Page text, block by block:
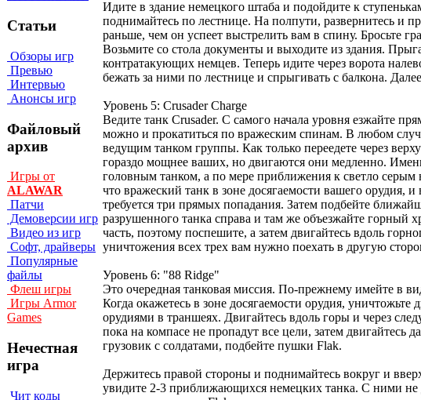
Статьи
Обзоры игр
Превью
Интервью
Анонсы игр
Файловый
архив
Игры от
ALAWAR
Патчи
Демоверсии игр
Видео из игр
Софт, драйверы
Популярные
файлы
Флеш игры
Игры Armor
Games
Нечестная
игра
Чит коды
Идите в здание немецкого штаба и подойдите к
поднимайтесь по лестнице. На полпути, развернитесь и
раньше, чем он успеет выстрелить вам в спину. Бросьте
Возьмите со стола документы и выходите из здания.
контратакующих немцев. Теперь идите через ворота
бежать за ними по лестнице и спрыгивать с балкона.
Уровень 5: Crusader Charge
Ведите танк Crusader. С самого начала уровня езжайте
можно и прокатиться по вражеским спинам. В любом
ведущим танком группы. Как только переедете через
гораздо мощнее ваших, но двигаются они медленно.
головным танком, а по мере приближения к светло серым
что вражеский танк в зоне досягаемости вашего орудия,
требуется три прямых попадания. Затем подбейте
разрушенного танка справа и там же объезжайте горный
часть, поэтому поспешите, а затем двигайтесь вдоль
уничтожения всех трех вам нужно поехать в другую
Уровень 6: "88 Ridge"
Это очередная танковая миссия. По-прежнему имейте в
Когда окажетесь в зоне досягаемости орудия,
орудиями в траншеях. Двигайтесь вдоль горы и через
пока на компасе не пропадут все цели, затем
грузовик с солдатами, подбейте пушки Flak.
Держитесь правой стороны и поднимайтесь вокруг и
увидите 2-3 приближающихся немецких танка. С ними не